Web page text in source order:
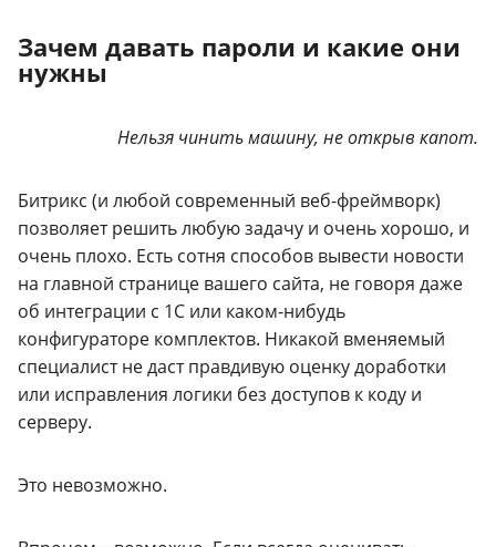
Зачем давать пароли и какие они
нужны
Нельзя чинить машину, не открыв капот.
Битрикс (и любой современный веб-фреймворк)
позволяет решить любую задачу и очень хорошо, и
очень плохо. Есть сотня способов вывести новости
на главной странице вашего сайта, не говоря даже
об интеграции с 1С или каком-нибудь
конфигураторе комплектов. Никакой вменяемый
специалист не даст правдивую оценку доработки
или исправления логики без доступов к коду и
серверу.
Это невозможно.